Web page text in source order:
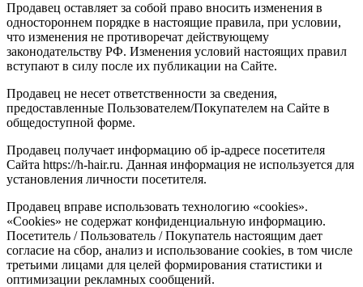
Продавец оставляет за собой право вносить изменения в
одностороннем порядке в настоящие правила, при условии,
что изменения не противоречат действующему
законодательству РФ. Изменения условий настоящих правил
вступают в силу после их публикации на Сайте.
Продавец не несет ответственности за сведения,
предоставленные Пользователем/Покупателем на Сайте в
общедоступной форме.
Продавец получает информацию об ip-адресе посетителя
Сайта https://h-hair.ru. Данная информация не используется для
установления личности посетителя.
Продавец вправе использовать технологию «cookies».
«Cookies» не содержат конфиденциальную информацию.
Посетитель / Пользователь / Покупатель настоящим дает
согласие на сбор, анализ и использование cookies, в том числе
третьими лицами для целей формирования статистики и
оптимизации рекламных сообщений.